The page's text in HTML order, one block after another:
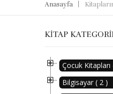
Anasayfa
KITAP
Çocuk Kitapları
Bilgisayar ( 2 )